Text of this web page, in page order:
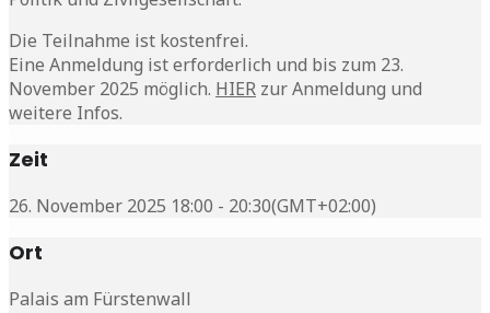
Die Teilnahme ist kostenfrei.
Eine Anmeldung ist erforderlich und bis zum 23.
November 2025 möglich. HIER zur Anmeldung und
weitere Infos.
Zeit
26. November 2025 18:00 - 20:30(GMT+02:00)
Ort
Palais am Fürstenwall